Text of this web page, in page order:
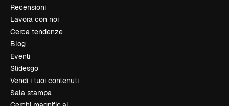
Recensioni
Lavora con noi
Cerca tendenze
Blog
Eventi
Slidesgo
Vendi i tuoi contenuti
Sala stampa